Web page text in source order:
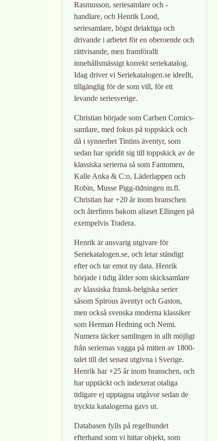
Rasmusson, seriesamlare och -
handlare, och Henrik Lood,
seriesamlare, högst delaktiga och
drivande i arbetet för en oberoende och
rättvisande, men framförallt
innehållsmässigt korrekt seriekatalog.
Idag driver vi Seriekatalogen.se ideellt,
tillgänglig för de som vill, för ett
levande seriesverige.
Christian började som Carlsen Comics-
samlare, med fokus på toppskick och
då i synnerhet Tintins äventyr, som
sedan har spridit sig till toppskick av de
klassiska serierna så som Fantomen,
Kalle Anka & C:o, Läderlappen och
Robin, Musse Pigg-tidningen m.fl.
Christian har +20 år inom branschen
och återfinns bakom aliaset Ellingen på
exempelvis Tradera.
Henrik är ansvarig utgivare för
Seriekatalogen.se, och letar ständigt
efter och tar emot ny data. Henrik
började i tidig ålder som skicksamlare
av klassiska fransk-belgiska serier
såsom Spirous äventyr och Gaston,
men också svenska moderna klassiker
som Herman Hedning och Nemi.
Numera täcker samlingen in allt möjligt
från seriernas vagga på mitten av 1800-
talet till det senast utgivna i Sverige.
Henrik har +25 år inom branschen, och
har upptäckt och indexerat otaliga
tidigare ej upptagna utgåvor sedan de
tryckta katalogerna gavs ut.
Databasen fylls på regelbundet
efterhand som vi hittar objekt, som